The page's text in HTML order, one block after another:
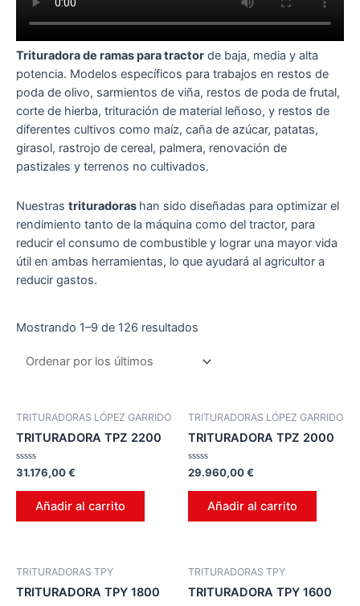
Trituradora de ramas para tractor de baja, media y alta
potencia. Modelos específicos para trabajos en restos de
poda de olivo, sarmientos de viña, restos de poda de frutal,
corte de hierba, trituración de material leñoso, y restos de
diferentes cultivos como maíz, caña de azúcar, patatas,
girasol, rastrojo de cereal, palmera, renovación de
pastizales y terrenos no cultivados.
Nuestras trituradoras han sido diseñadas para optimizar el
rendimiento tanto de la máquina como del tractor, para
reducir el consumo de combustible y lograr una mayor vida
útil en ambas herramientas, lo que ayudará al agricultor a
reducir gastos.
Mostrando 1–9 de 126 resultados
TRITURADORAS LÓPEZ GARRIDO
TRITURADORA TPZ 2200
Valorado
0
31.176,00€
Añadir al carrito
TRITURADORAS LÓPEZ GARRIDO
TRITURADORA TPZ 2000
Valorado
0
29.960,00€
Añadir al carrito
TRITURADORAS TPY
TRITURADORA TPY 1800
TRITURADORAS TPY
TRITURADORA TPY 1600